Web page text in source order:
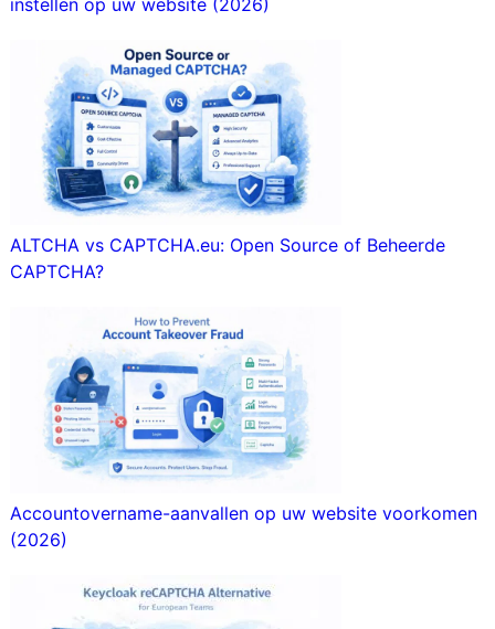
ALTCHA vs CAPTCHA.eu: Open Source of Beheerde
CAPTCHA?
Accountovername-aanvallen op uw website voorkomen
(2026)